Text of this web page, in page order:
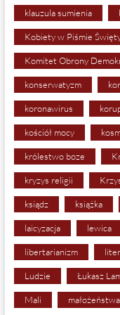
klauzula sumienia
Kobiety w Piśmie
Komitet Obrony
konserwatyzm
koronawirus
kościół mocy
królestwo boze
kryzys religii
ksiądz książka
laicyzacja lewica
libertarianizm
Ludzie Łukasz
Mali